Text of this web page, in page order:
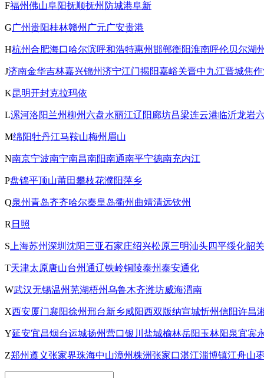
F福州佛山阜阳抚顺抚州 防城港阜新
G广州贵阳桂林赣州 广元广安贵港
H杭州合肥海口哈尔滨呼和浩特惠州邯郸衡阳淮南呼伦贝尔湖
J济南金华吉林嘉兴锦州济宁江门揭阳嘉峪关晋中九江晋城焦作
K昆明开封克拉玛依
L漯河洛阳兰州柳州 六盘水丽江辽阳廊坊吕梁连云港临沂龙岩
M绵阳牡丹江马鞍山梅州 眉山
N南京宁波南宁南昌南阳南通南平宁德南充内江
P盘锦平顶山莆田攀枝花濮阳萍乡
Q泉州青岛齐齐哈尔秦皇岛衢州 曲靖清远钦州
R 日照
S 上海苏州深圳 沈阳三亚石家庄绍兴松原三明汕头四平绥化韶关
T天津太原唐山台州通辽铁岭铜陵泰州泰安通化
W武汉无锡温州芜湖梧州乌鲁木齐潍坊威海渭南
X西安厦门襄阳徐州邢台新乡咸阳西双版纳宣城忻州信阳许昌
Y延安宜昌烟台运城扬州营口银川 盐城榆林岳阳玉林阳泉宜宾
Z郑州遵义张家界珠海中山漳州株洲张家口湛江淄博镇江舟山